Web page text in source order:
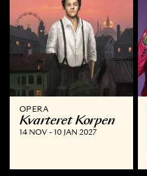
OPERA
Kvarteret Korpen
14 NOV - 10 JAN 2027